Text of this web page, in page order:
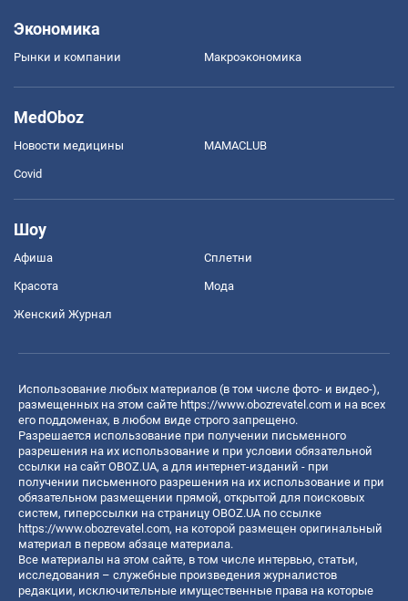
Экономика
Рынки и компании Mакроэкономика
MedOboz
Новости медицины MAMACLUB
Covid
Шоу
Афиша Сплетни
Красота Мода
Женский Журнал
Использование любых материалов (в том числе фото- и видео-),
размещенных на этом сайте https://www.obozrevatel.com и на всех
его поддоменах, в любом виде строго запрещено.
Разрешается использование при получении письменного
разрешения на их использование и при условии обязательной
ссылки на сайт OBOZ.UA, а для интернет-изданий - при
получении письменного разрешения на их использование и при
обязательном размещении прямой, открытой для поисковых
систем, гиперссылки на страницу OBOZ.UA по ссылке
https://www.obozrevatel.com, на которой размещен оригинальный
материал в первом абзаце материала.
Все материалы на этом сайте, в том числе интервью, статьи,
исследования – служебные произведения журналистов
редакции, исключительные имущественные права на которые